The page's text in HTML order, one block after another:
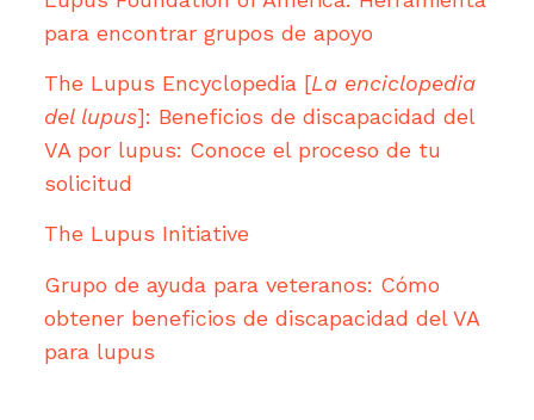
para encontrar grupos de apoyo
The Lupus Encyclopedia [La enciclopedia
del lupus]: Beneficios de discapacidad del
VA por lupus: Conoce el proceso de tu
solicitud
The Lupus Initiative
Grupo de ayuda para veteranos: Cómo
obtener beneficios de discapacidad del VA
para lupus